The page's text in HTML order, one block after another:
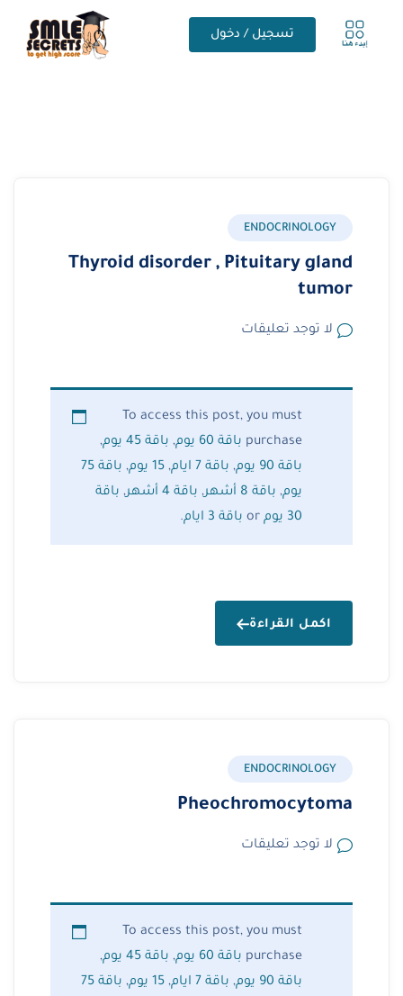
تسجيل / دخول
ENDOCRINOLOGY
Thyroid disorder , Pituitary gland
tumor
لا توجد تعليقات
To access this post, you must
purchase باقة 60 يوم , باقة 45 يوم
,
باقة 90 يوم
, باقة 7 ايام , 15 يوم ,
باقة 75
يوم, باقة 8 أشهر , باقة 4 أشهر , باقة
30 يوم
باقة 3 ايام .
اكمل القراءة
ENDOCRINOLOGY
Pheochromocytoma
لا توجد تعليقات
To access this post, you must
purchase باقة 60 يوم , باقة 45 يوم
,
باقة 90 يوم
, باقة 7 ايام , 15 يوم ,
باقة 75